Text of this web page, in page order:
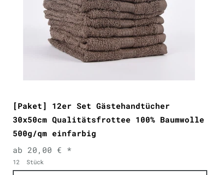
[Paket] 12er Set Gästehandtücher
30x50cm Qualitätsfrottee 100% Baumwolle
500g/qm einfarbig
ab 20,00 € *
12 Stück